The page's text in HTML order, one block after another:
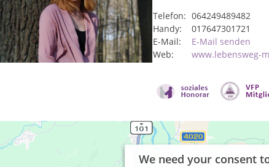
Telefon: 064249489482
Handy:
017647301721
E-Mail:
E-Mail senden
Web:
www.lebensweg-
We need your consent